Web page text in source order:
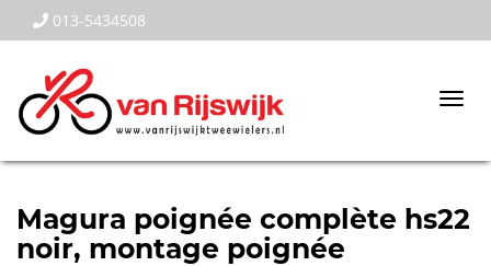
013-5434508
Magura poignée complète hs22
noir, montage poignée